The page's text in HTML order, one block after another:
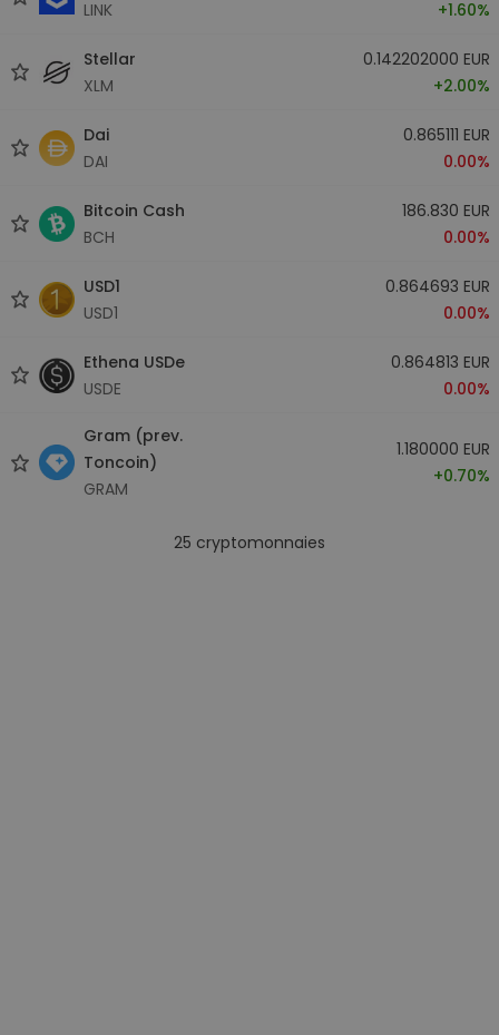
LINK
+1.60%
Stellar
XLM
0.142202000 EUR
+2.00%
Dai
DAI
0.865111 EUR
0.00%
Bitcoin Cash
BCH
186.830 EUR
0.00%
USD1
USD1
0.864693 EUR
0.00%
Ethena USDe
USDE
0.864813 EUR
0.00%
Gram (prev.
Toncoin)
GRAM
1.180000 EUR
+0.70%
25 cryptomonnaies